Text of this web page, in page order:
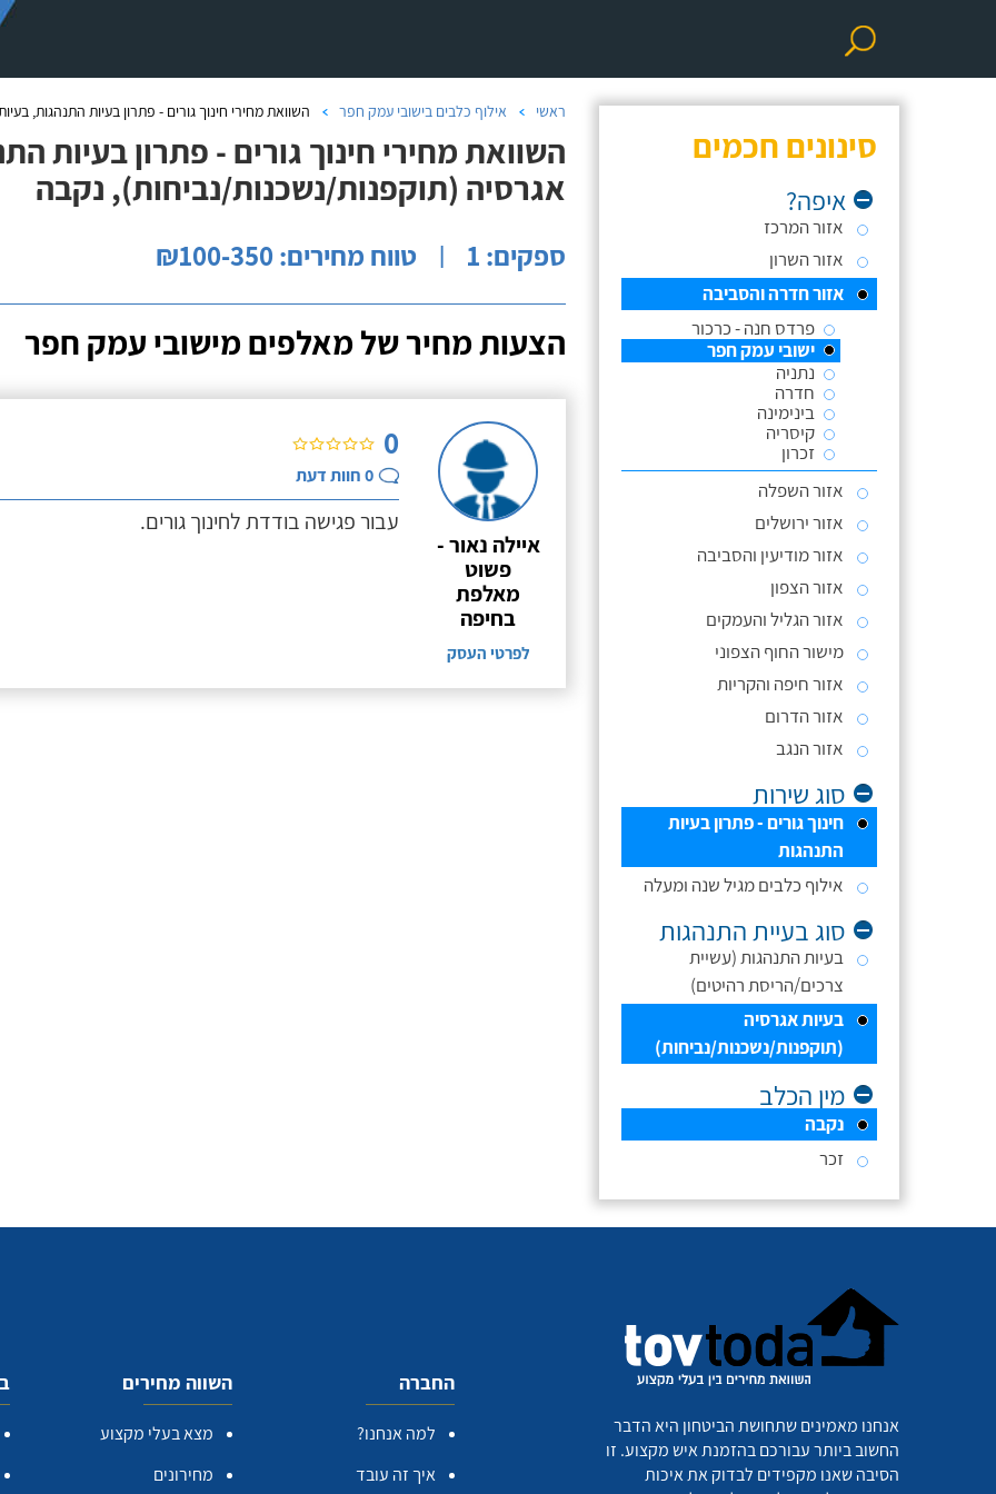
סינונים חכמים
איפה?
אזור המרכז
אזור השרון
אזור חדרה והסביבה
פרדס חנה - כרכור
ישובי עמק חפר
נתניה
חדרה
בינימינה
קיסריה
זכרון
אזור השפלה
אזור ירושלים
אזור מודיעין והסביבה
אזור הצפון
אזור הגליל והעמקים
מישור החוף הצפוני
אזור חיפה והקריות
אזור הדרום
אזור הנגב
סוג שירות
חינוך גורים - פתרון בעיות
התנהגות
אילוף כלבים מגיל שנה ומעלה
סוג בעיית התנהגות
בעיות התנהגות (עשיית
צרכים/הריסת רהיטים)
בעיות אגרסיה
(תוקפנות/נשכנות/נביחות)
מין הכלב
נקבה
זכר
ראשי אילוף כלבים בישובי עמק חפר השוואת מחירי חינוך גורים - פתרון בעיות התנהגות,
השוואת מחירי חינוך גורים - פתרון בעיות
אגרסיה (תוקפנות/נשכנות/נביחות), נקבה
ספקים: 1 | טווח מחירים: ₪100-350
הצעות מחיר של מאלפים מישובי עמק חפר
איילה נאור -
פשוט
מאלפת
בחיפה
לפרטי העסק
0
0חוות דעת
עבור פגישה בודדת לחינוך גורים.
אנחנו מאמינים שתחושת הביטחון היא הדבר
החשוב ביותר עבורכם בהזמנת איש מקצוע. זו
הסיבה שאנו מקפידים לבדוק את איכות
החברה
למה אנחנו?
איך זה עובד
השווה מחירים
מצא בעלי מקצוע
מחירונים